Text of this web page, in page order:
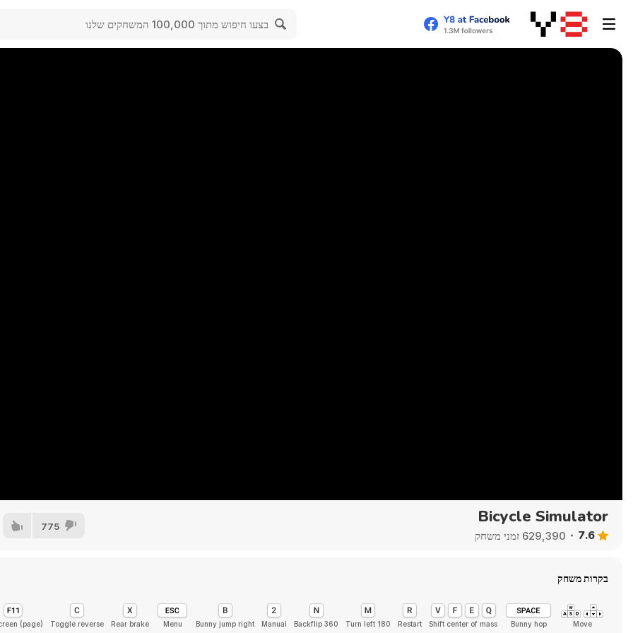
Bicycle Simulator
7.6 629,390 זמני משחק
775
בקרות משחק
Move
Bunny hop
Shift center of mass
Restart
Turn left 180
Backflip 360
Manual
Bunny jump right
Menu
Rear brake
Toggle reverse
(page)